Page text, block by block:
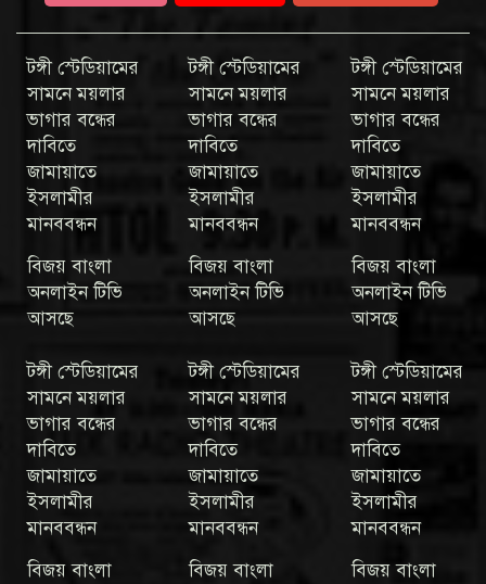
টঙ্গী স্টেডিয়ামের
সামনে ময়লার
ভাগার বন্ধের
দাবিতে
জামায়াতে
ইসলামীর
মানববন্ধন
বিজয় বাংলা
অনলাইন টিভি
আসছে
টঙ্গী স্টেডিয়ামের
সামনে ময়লার
ভাগার বন্ধের
দাবিতে
জামায়াতে
ইসলামীর
মানববন্ধন
বিজয় বাংলা
অনলাইন টিভি
আসছে
টঙ্গী স্টেডিয়ামের
সামনে ময়লার
ভাগার বন্ধের
দাবিতে
জামায়াতে
ইসলামীর
মানববন্ধন
বিজয় বাংলা
অনলাইন টিভি
আসছে
টঙ্গী স্টেডিয়ামের
সামনে ময়লার
ভাগার বন্ধের
দাবিতে
জামায়াতে
ইসলামীর
মানববন্ধন
বিজয় বাংলা
টঙ্গী স্টেডিয়ামের
সামনে ময়লার
ভাগার বন্ধের
দাবিতে
জামায়াতে
ইসলামীর
মানববন্ধন
বিজয় বাংলা
টঙ্গী স্টেডিয়ামের
সামনে ময়লার
ভাগার বন্ধের
দাবিতে
জামায়াতে
ইসলামীর
মানববন্ধন
বিজয় বাংলা